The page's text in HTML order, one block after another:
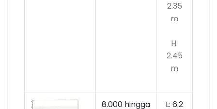
2.35
m
H:
2.45
m
8.000 hingga L: 6.2